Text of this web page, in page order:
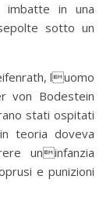
imbatte in una
sotto un
luomo
von Bodestein
stati ospitati
teoria doveva
uninfanzia
e punizioni